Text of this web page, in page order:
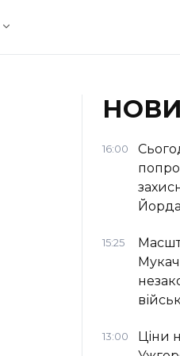
Події
16:00
15:25
13:00
Ціни